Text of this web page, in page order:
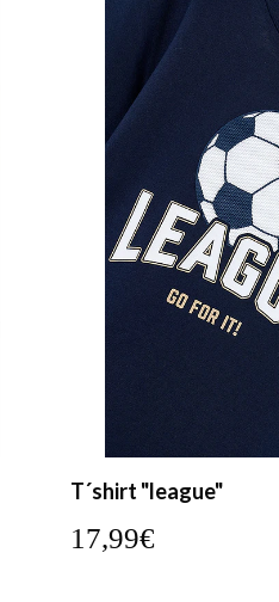
T´shirt truck
13,99€